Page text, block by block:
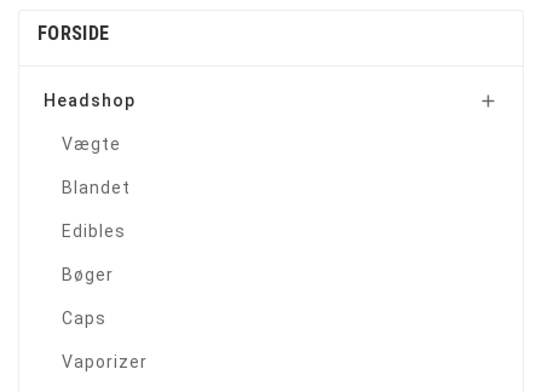
FORSIDE
Headshop 
Vægte
Blandet
Edibles
Bøger
Caps
Vaporizer